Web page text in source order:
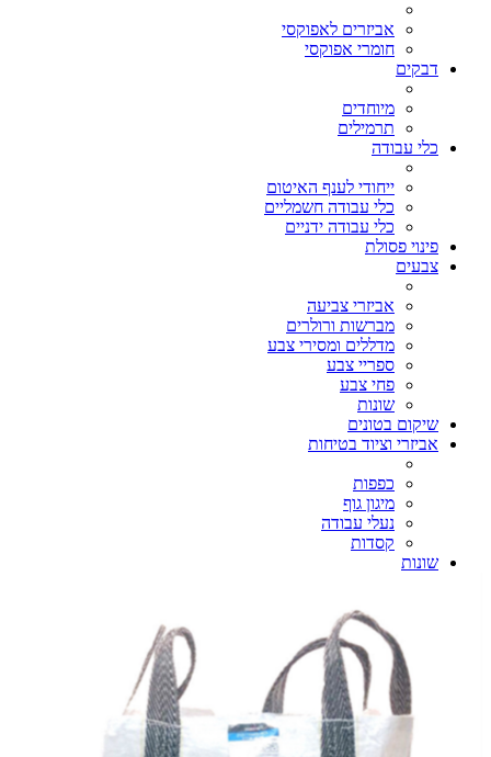
אביזרים לאפוקסי
חומרי אפוקסי
דבקים
מיוחדים
תרמילים
כלי עבודה
ייחודי לענף האיטום
כלי עבודה חשמליים
כלי עבודה ידניים
פינוי פסולת
צבעים
אביזרי צביעה
מברשות ורולרים
מדללים ומסירי צבע
ספריי צבע
פחי צבע
שונות
שיקום בטונים
אביזרי וציוד בטיחות
כפפות
מיגון גוף
נעלי עבודה
קסדות
שונות